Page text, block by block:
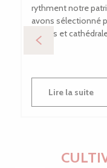
rythment notre
avons sélectionné
églises et
Lire la suite